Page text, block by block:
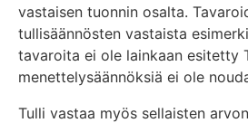
vastaisen tuonnin osalta.
tullisäännösten vastaista
tavaroita ei ole lainkaan esitetty
menettelysäännöksiä ei ole
Tulli vastaa myös sellaisten